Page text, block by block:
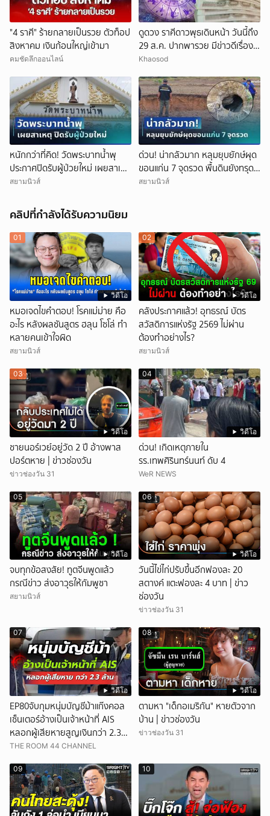
"4 ราศี" ร้ายกลายเป็นรวย ตัวท็อป
สิงหาคม เงินก้อนใหญ่เข้ามา
คมชัดลึกออนไลน์
ดูดวง ราศีดาวพุธเดินหน้า วันนี้ถึง
29 ส.ค. ปากพารวย มีข่าวดีเรื่อง
เงิน-ค้าขาย
Khaosod
หนักกว่าที่คิด! วัดพระบาทน้ำพุ
ประกาศปิดรับผู้ป่วยใหม่ เผยสาเหตุ
สุดสะเทือนใจ
สยามนิวส์
ด่วน! น่ากลัวมาก หลุมยุบยักษ์ผุด
ขอนแก่น 7 จุดรวด พื้นดินยังทรุด
ไม่หยุด ชาวบ้านผวาหนัก
สยามนิวส์
คลิปที่กำลังได้รับความนิยม
วิดีโอ
01
หมอเจดไขคำตอบ! โรคแม่ม่าย คือ
อะไร หลังผลชันสูตร ฮลุน โซโล่ ทำ
หลายคนเข้าใจผิด
สยามนิวส์
วิดีโอ
02
คลังประกาศแล้ว! อุทธรณ์ บัตร
สวัสดิการแห่งรัฐ 2569 ไม่ผ่าน
ต้องทำอย่างไร?
สยามนิวส์
วิดีโอ
03
ชายนอร์เวย์อยู่วัด 2 ปี อ้างพาส
ปอร์ตหาย | ข่าวช่องวัน
ข่าวช่องวัน 31
วิดีโอ
04
ด่วน! เกิดเหตุภายใน
รร.เทพศิรินทร์นนท์ ดับ 4
WeR NEWS
วิดีโอ
05
จบทุกข้อสงสัย! ทูตจีนพูดแล้ว
กรณีข่าว ส่งอาวุธให้กัมพูชา
สยามนิวส์
วิดีโอ
06
วันนี้ไข่ไก่ปรับขึ้นอีกฟองละ 20
สตางค์ แตะฟองละ 4 บาท | ข่าว
ช่องวัน
ข่าวช่องวัน 31
วิดีโอ
07
EP80จับกุมหนุ่มบัญชีม้าแก๊งคอล
เซ็นเตอร์อ้างเป็นเจ้าหน้าที่ AIS
หลอกผู้เสียหายสูญเงินกว่า 2.3
ล้านบาท
THE ROOM 44 CHANNEL
วิดีโอ
08
ตามหา "เด็กอเมริกัน" หายตัวจาก
บ้าน | ข่าวช่องวัน
ข่าวช่องวัน 31
09 10